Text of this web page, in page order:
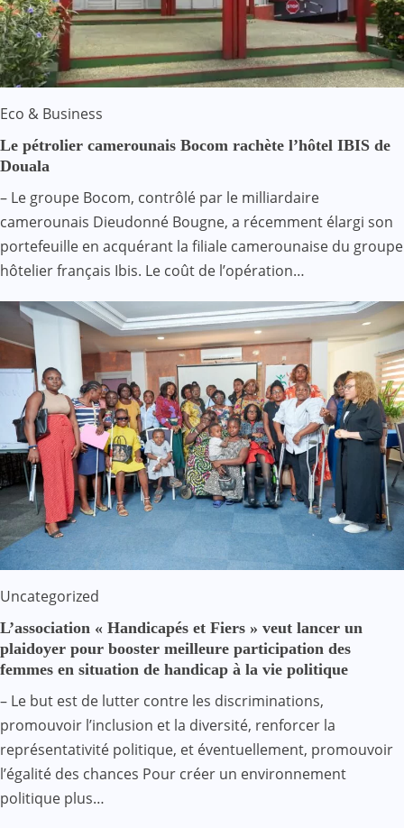
Eco & Business
Le pétrolier camerounais Bocom rachète l’hôtel IBIS de
Douala
– Le groupe Bocom, contrôlé par le milliardaire
camerounais Dieudonné Bougne, a récemment élargi son
portefeuille en acquérant la filiale camerounaise du groupe
hôtelier français Ibis. Le coût de l’opération…
Uncategorized
L’association « Handicapés et Fiers » veut lancer un
plaidoyer pour booster meilleure participation des
femmes en situation de handicap à la vie politique
– Le but est de lutter contre les discriminations,
promouvoir l’inclusion et la diversité, renforcer la
représentativité politique, et éventuellement, promouvoir
l’égalité des chances Pour créer un environnement
politique plus…